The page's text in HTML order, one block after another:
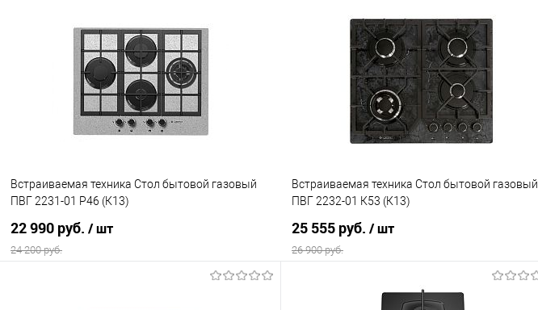
Купить в 1 клик
Сравнение
В избранное
В наличии
Купить в 1 клик
Сравнение
В избранное
В наличии
Встраиваемая техника Стол бытовой газовый
ПВГ 2231-01 Р46 (К13)
22 990 руб. / шт
24 200 руб.
Встраиваемая техника Стол бытовой газовый
ПВГ 2232-01 К53 (К13)
25 555 руб. / шт
26 900 руб.
В корзину